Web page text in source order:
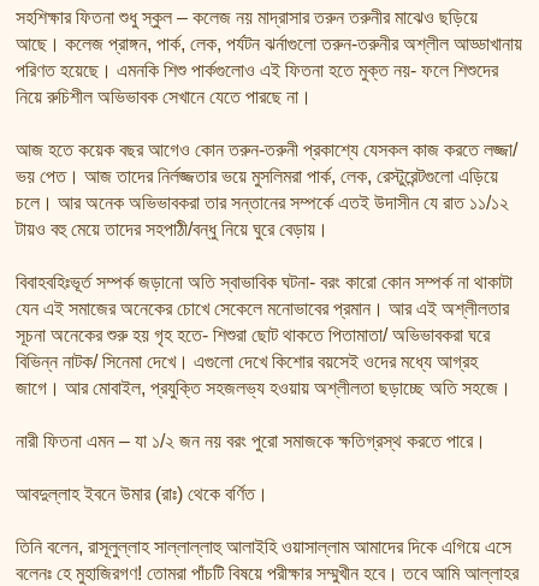
শায়খ আহমদ মুসা জিবরীলের বই সমূহ
সহশিক্ষার ফিতনা শুধু স্কুল – কলেজ নয় মাদ্রাসার তরুন তরুনীর মাঝেও ছড়িয়ে
আছে। কলেজ প্রাঙ্গন, পার্ক, লেক, পর্যটন ঝর্নাগুলো তরুন-তরুনীর অশ্লীল আড্ডাখানায়
পরিণত হয়েছে। এমনকি শিশু পার্কগুলোও এই ফিতনা হতে মুক্ত নয়- ফলে শিশুদের
নিয়ে রুচিশীল অভিভাবক সেখানে যেতে পারছে না।
আজ হতে কয়েক বছর আগেও কোন তরুন-তরুনী প্রকাশ্যে যেসকল কাজ করতে লজ্জা/
ভয় পেত। আজ তাদের নির্লজ্জতার ভয়ে মুসলিমরা পার্ক, লেক, রেস্টুরেন্টগুলো এড়িয়ে
চলে। আর অনেক অভিভাবকরা তার সন্তানের সম্পর্কে এতই উদাসীন যে রাত ১১/১২
টায়ও বহু মেয়ে তাদের সহপাঠী/বন্ধু নিয়ে ঘুরে বেড়ায়।
বিবাহবহিঃভূর্ত সম্পর্ক জড়ানো অতি স্বাভাবিক ঘটনা- বরং কারো কোন সম্পর্ক না থাকাটা
যেন এই সমাজের অনেকের চোখে সেকেলে মনোভাবের প্রমান। আর এই অশ্লীলতার
সূচনা অনেকের শুরু হয় গৃহ হতে- শিশুরা ছোট থাকতে পিতামাতা/ অভিভাবকরা ঘরে
বিভিন্ন নাটক/ সিনেমা দেখে। এগুলো দেখে কিশোর বয়সেই ওদের মধ্যে আগ্রহ
জাগে। আর মোবাইল, প্রযুক্তি সহজলভ্য হওয়ায় অশ্লীলতা ছড়াচ্ছে অতি সহজে।
নারী ফিতনা এমন – যা ১/২ জন নয় বরং পুরো সমাজকে ক্ষতিগ্রস্থ করতে পারে।
আবদুল্লাহ ইবনে উমার (রাঃ) থেকে বর্ণিত।
তিনি বলেন, রাসূলুল্লাহ সাল্লাল্লাহু আলাইহি ওয়াসাল্লাম আমাদের দিকে এগিয়ে এসে
বলেনঃ হে মুহাজিরগণ! তোমরা পাঁচটি বিষয়ে পরীক্ষার সম্মুখীন হবে। তবে আমি আল্লাহর